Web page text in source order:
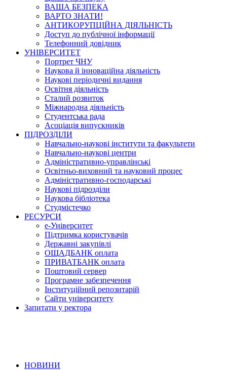
ВАША БЕЗПЕКА
ВАРТО ЗНАТИ!
АНТИКОРУПЦІЙНА ДІЯЛЬНІСТЬ
Доступ до публічної інформації
Телефонний довідник
УНІВЕРСИТЕТ
Портрет ЧНУ
Наукова й інноваційна діяльність
Наукові періодичні видання
Освітня діяльність
Сталий розвиток
Міжнародна діяльність
Студентська рада
Асоціація випускників
ПІДРОЗДІЛИ
Навчально-наукові інститути та факультети
Навчально-наукові центри
Адміністративно-управлінські
Освітньо-виховний та науковий процес
Адміністративно-господарські
Наукові підрозділи
Наукова бібліотека
Студмістечко
РЕСУРСИ
е-Університет
Підтримка користувачів
Державні закупівлі
ОЩАДБАНК оплата
ПРИВАТБАНК оплата
Поштовий сервер
Програмне забезпечення
Інституційний репозитарій
Сайти університету
Запитати у ректора
НОВИНИ